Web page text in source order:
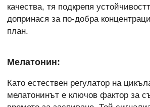
качества, тя подкрепя
допринася за по-добра
план.
Мелатонин:
Като естествен регулатор на
мелатонинът е ключов фактор за